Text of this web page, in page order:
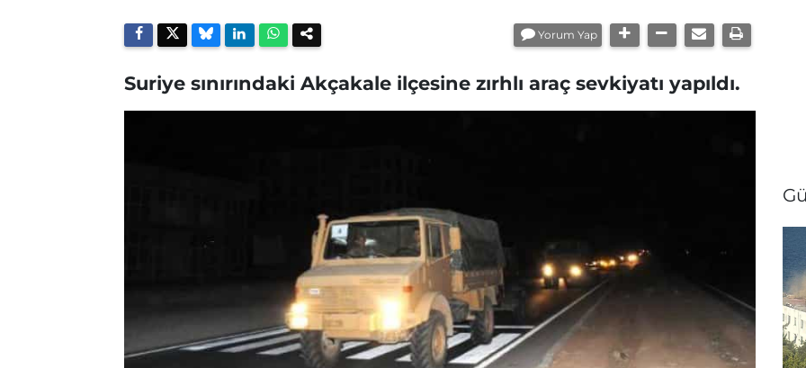
Yorum Yap
Suriye sınırındaki Akçakale ilçesine zırhlı araç sevkiyatı yapıldı.